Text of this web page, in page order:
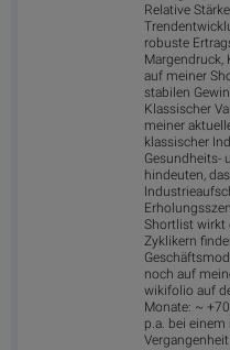
Relative
robuste
Margendruck,
auf meiner
stabilen
Klassischer
meiner
klassischer
Gesundheits-
hindeuten,
Shortlist wirkt
Zyklikern
noch auf
wikifolio auf
Monate: ~
p.a. bei